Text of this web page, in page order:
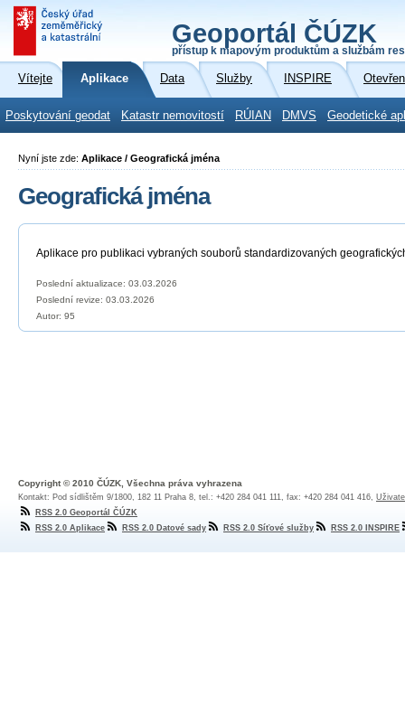
Geoportál ČÚZK
přístup k mapovým produktům a službám
Vítejte Aplikace Data Služby INSPIRE
Poskytování geodat Katastr nemovitostí RÚIAN DMVS Geodetické
Nyní jste zde: Aplikace / Geografická jména
Geografická jména
Aplikace pro publikaci vybraných souborů standardizovaných
Poslední aktualizace: 03.03.2026
Poslední revize: 03.03.2026
Autor: 95
Copyright © 2010 ČÚZK, Všechna práva vyhrazena
Kontakt: Pod sídlištěm 9/1800, 182 11 Praha 8, tel.: +420 284 041 111, fax: +420 284 041 416,
RSS 2.0 Geoportál ČÚZK
RSS 2.0 Aplikace
RSS 2.0 Datové sady RSS 2.0 Síťové služby RSS 2.0 INSPIRE